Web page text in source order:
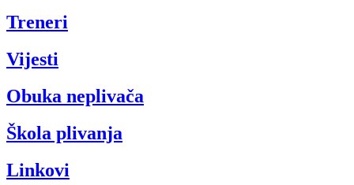
Treneri
Vijesti
Obuka neplivača
Škola plivanja
Linkovi